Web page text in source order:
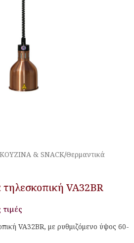
ΚΟΥΖΙΝΑ & SNACK/Θερμαντικά
VA32BR
τιμές
VA32BR, με ρυθμιζόμενο ύψος 60-